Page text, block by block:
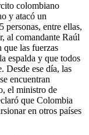
colombiano
y atacó un
personas, entre ellas,
al comandante Raúl
que las fuerzas
espalda y que todos
Desde ese día, las
encuentran
el ministro de
que Colombia
en otros países